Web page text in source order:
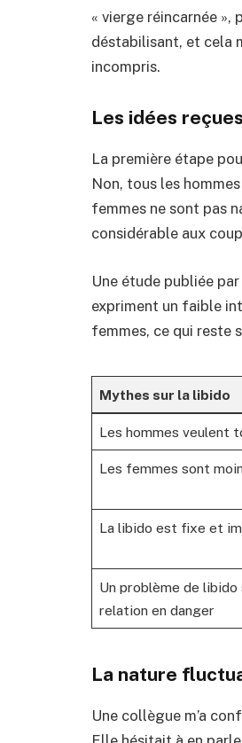
« vierge réincarnée »,
déstabilisant, et cela
incompris.
Les idées
La première étape
Non, tous les
femmes ne sont pas
considérable aux
Une étude publiée
expriment un faible
femmes, ce qui reste
Mythes sur la libido
Les hommes veulent
Les femmes sont
La libido est fixe et
Un problème de libido
relation en danger
La nature
Une collègue m’a